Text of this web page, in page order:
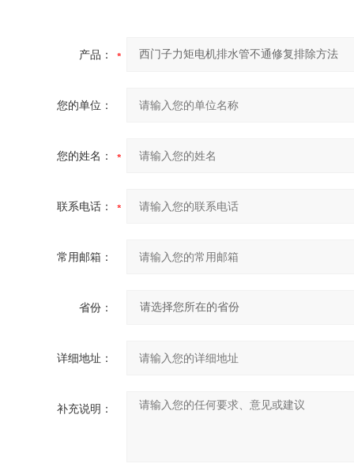
产品：
您的单位：
您的姓名：
联系电话：
常用邮箱：
省份：
详细地址：
补充说明：